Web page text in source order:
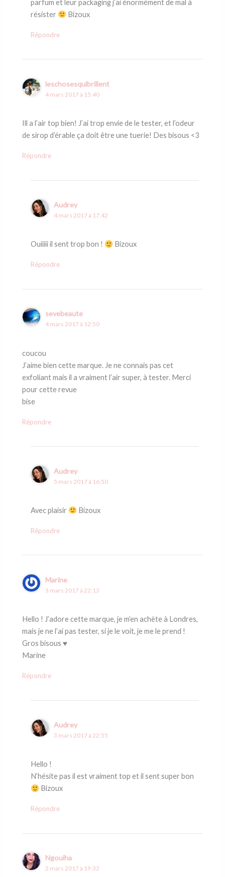
parfum et leur packaging j’ai énormément de mal à
résister
Bizoux
Répondre
leschosesquibrillent
4 mars 2017 à 15:40
Ill a l’air top bien! J’ai trop envie de le tester, et l’odeur
de sirop d’érable ça doit être une tuerie! Des bisous <3
Répondre
Audrey
4 mars 2017 à 17:42
Ouiiiii il sent trop bon ! Bizoux
Répondre
sevebeaute
4 mars 2017 à 12:50
coucou
J’aime bien cette marque. Je ne connais pas cet
exfoliant mais il a vraiment l’air super, à tester. Merci
pour cette revue
bise
Répondre
Audrey
5 mars 2017 à 16:50
Avec plaisir Bizoux
Répondre
Marine
3 mars 2017 à 22:13
Hello ! J’adore cette marque, je m’en achète à Londres,
mais je ne l’ai pas tester, si je le voit, je me le prend !
Gros bisous ♥
Marine
Répondre
Audrey
3 mars 2017 à 22:55
Hello !
N’hésite pas il est vraiment top et il sent super bon
Bizoux
Répondre
Ngouiha
2 mars 2017 à 19:32